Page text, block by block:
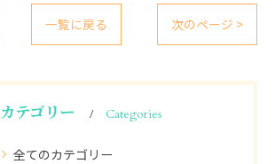
一覧に戻る 次のページ >
カテゴリー Categories
全てのカテゴリー